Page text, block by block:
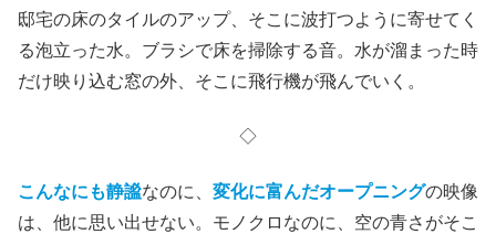
邸宅の床のタイルのアップ、そこに波打つように寄せてく
る泡立った水。ブラシで床を掃除する音。水が溜まった時
だけ映り込む窓の外、そこに飛行機が飛んでいく。
◇
こんなにも静謐なのに、 変化に富んだオープニングの映像
は、他に思い出せない。モノクロなのに、空の青さがそこ